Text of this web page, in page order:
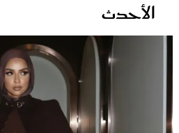
الأحدث
غلاف رفمي